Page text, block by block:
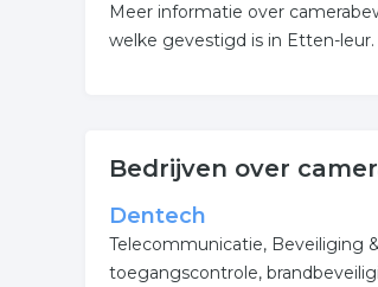
Meer informatie over
welke gevestigd is in Etten-leur.
Bedrijven over
Dentech
Telecommunicatie, Beveiliging
toegangscontrole,